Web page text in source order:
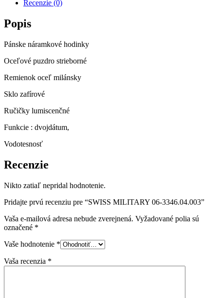
Recenzie (0)
Popis
Pánske náramkové hodinky
Oceľové puzdro strieborné
Remienok oceľ milánsky
Sklo zafírové
Ručičky lumiscenčné
Funkcie : dvojdátum,
Vodotesnosť
Recenzie
Nikto zatiaľ nepridal hodnotenie.
Pridajte prvú recenziu pre “SWISS MILITARY 06-3346.04.003”
Vaša e-mailová adresa nebude zverejnená. Vyžadované polia sú
označené *
Vaše hodnotenie *
Vaša recenzia *